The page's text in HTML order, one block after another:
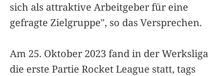
sich als attraktive Arbeitgeber für eine
gefragte Zielgruppe", so das Versprechen.
Am 25. Oktober 2023 fand in der Werksliga
die erste Partie Rocket League statt, tags